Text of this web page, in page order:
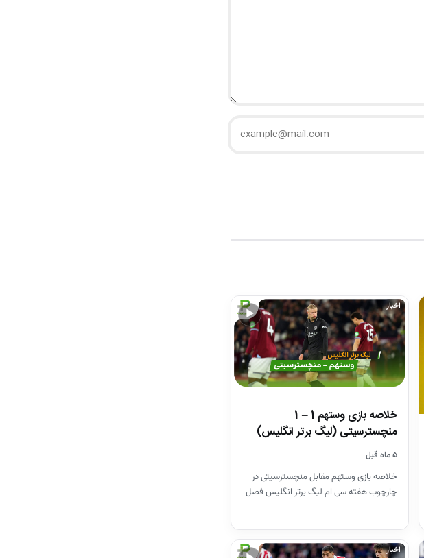
▶
اخبار
خلاصه بازی وستهم 1 – 1
منچسترسیتی (لیگ برتر انگلیس)
۵ ماه قبل
خلاصه بازی وستهم مقابل منچسترسیتی در
چارچوب هفته سی ام لیگ برتر انگلیس فصل
اخبار